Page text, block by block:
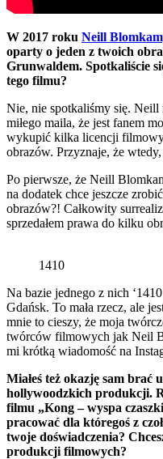
W 2017 roku Neill
oparty o jeden z twoich
Grunwaldem. Spotkaliście
tego filmu?
Nie, nie spotkaliśmy się. Neill
miłego maila, że jest fanem
wykupić kilka licencji
obrazów. Przyznaje, że
Po pierwsze, że Neill
na dodatek chce jeszcze
obrazów?! Całkowity
sprzedałem prawa do kilku
1410
Na bazie jednego z nich
Gdańsk. To mała rzecz, ale
mnie to cieszy, że moja
twórców filmowych jak Neil
mi krótką wiadomość na
Miałeś też okazję sam brać
hollywoodzkich produkcji.
filmu „Kong – wyspa
pracować dla któregoś z
twoje doświadczenia?
produkcji filmowych?